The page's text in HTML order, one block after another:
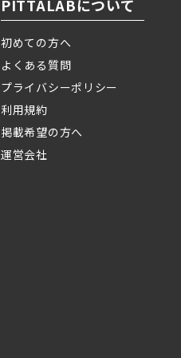
PITTALABについて
初めての方へ
よくある質問
プライバシーポリシー
利用規約
掲載希望の方へ
運営会社